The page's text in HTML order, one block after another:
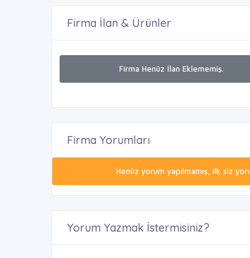
Firma İlan & Ürünler
Firma Henüz İlan Eklememiş.
Firma Yorumları
Henüz yorum yapılmamış, ilk siz
Yorum Yazmak İstermisiniz?